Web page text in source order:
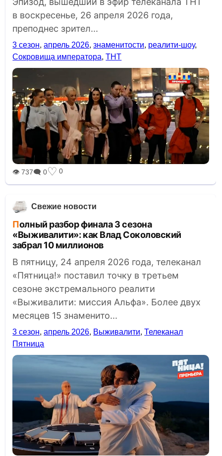
в воскресенье, 26 апреля 2026 года,
преподнес зрител...
3 сезон,апрель 2026,знаменитости, реалити-шоу,
Сокровища императора,ТНТ
👁 737🗨 0♡ 0
Свежие новости
Полный разбор финала 3 сезона
«Выживалити»: как Влад Соколовский
забрал 10 миллионов
В пятницу, 24 апреля 2026 года, телеканал
«Пятница!» поставил точку в третьем
сезоне экстремального реалити
«Выживалити: миссия Альфа». Более двух
месяцев 15 знаменито...
3 сезон,апрель 2026, Выживалити,Телеканал
Пятница